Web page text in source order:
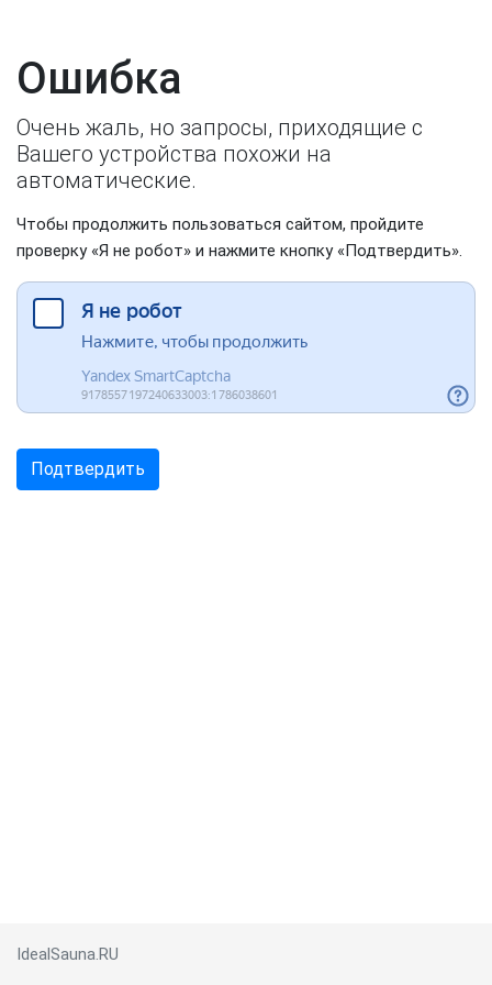
Ошибка
Очень жаль, но запросы, приходящие с
Вашего устройства похожи на
автоматические.
Чтобы продолжить пользоваться сайтом, пройдите
проверку «Я не робот» и нажмите кнопку «Подтвердить».
IdealSauna.RU